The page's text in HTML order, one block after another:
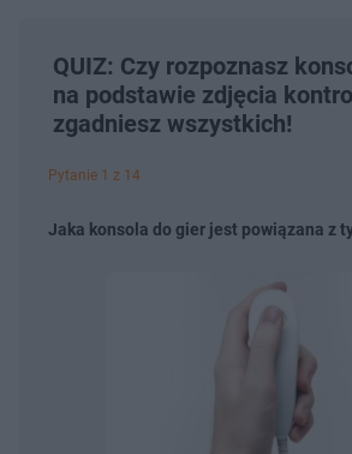
QUIZ: Czy rozpoznasz
na podstawie zdjęcia
zgadniesz wszystkich!
Pytanie 1 z 14
Jaka konsola do gier jest powiązana z